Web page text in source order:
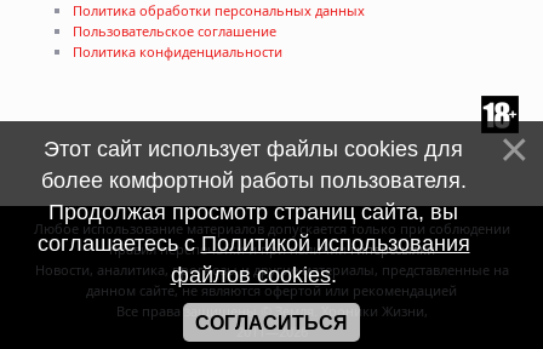
Политика обработки персональных данных
Пользовательское соглашение
Политика конфиденциальности
Любое использование материалов допускается только при соблюдении
правил перепечатки и при наличиигиперссылки
Новости, аналитика, прогнозы и другие материалы, представленные на
данном сайте, не являются офертой или рекомендацией
Все права защищены © Земля. Хроники Жизни,
2011—2026
Этот сайт использует файлы cookies для
более комфортной работы пользователя.
Продолжая просмотр страниц сайта, вы
соглашаетесь сПолитикой использования
файлов cookies.
СОГЛАСИТЬСЯ